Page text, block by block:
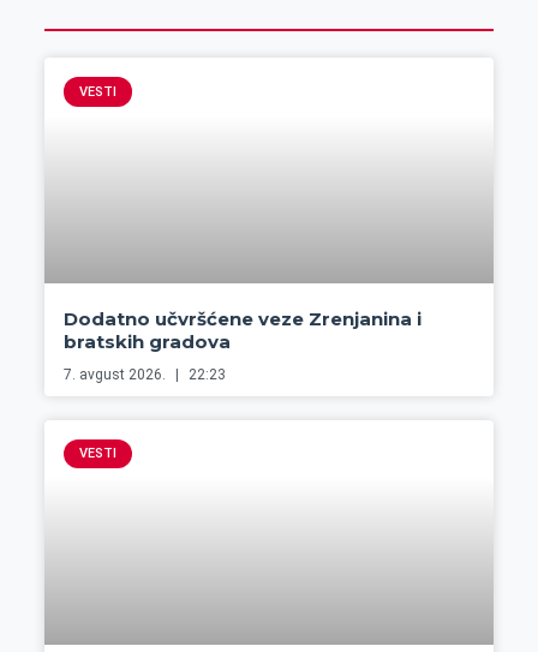
VESTI
Dodatno učvršćene veze Zrenjanina i
bratskih gradova
7. avgust 2026. 22:23
VESTI